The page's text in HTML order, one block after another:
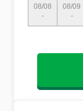
08/08
-
08/09
-